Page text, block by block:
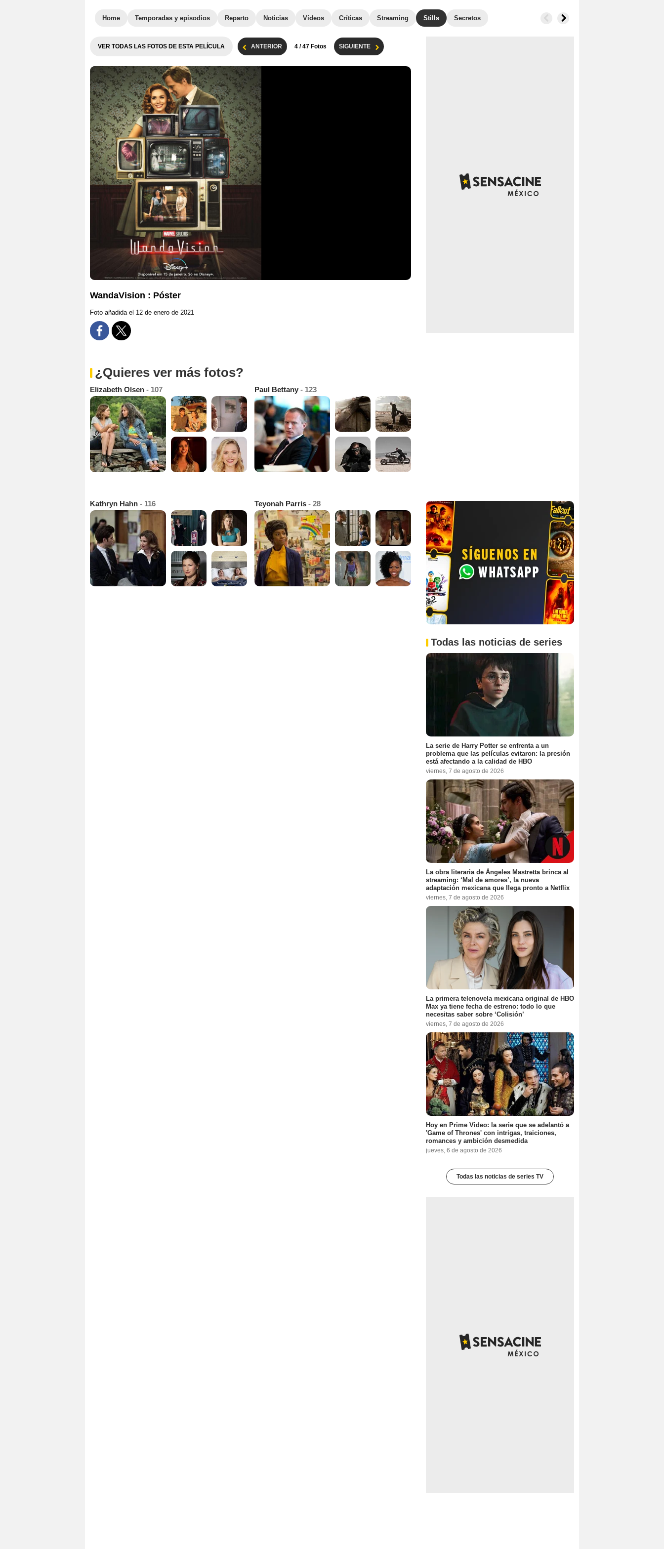
Home Temporadas y episodios Reparto Noticias Vídeos Críticas Streaming Stills Secretos
VER TODAS LAS FOTOS DE ESTA PELÍCULA ANTERIOR 4 / 47 Fotos SIGUIENTE
WandaVision : Póster
Foto añadida el 12 de enero de 2021
¿Quieres ver más fotos?
Elizabeth Olsen - 107 Paul Bettany - 123
Kathryn Hahn - 116 Teyonah Parris - 28
Todas las noticias de series
La serie de Harry Potter se enfrenta a un
problema que las películas evitaron: la presión
está afectando a la calidad de HBO
viernes, 7 de agosto de 2026
La obra literaria de Ángeles Mastretta brinca al
streaming: ‘Mal de amores’, la nueva
adaptación mexicana que llega pronto a Netflix
viernes, 7 de agosto de 2026
La primera telenovela mexicana original de HBO
Max ya tiene fecha de estreno: todo lo que
necesitas saber sobre ‘Colisión’
viernes, 7 de agosto de 2026
Hoy en Prime Video: la serie que se adelantó a
'Game of Thrones' con intrigas, traiciones,
romances y ambición desmedida
jueves, 6 de agosto de 2026
Todas las noticias de series TV